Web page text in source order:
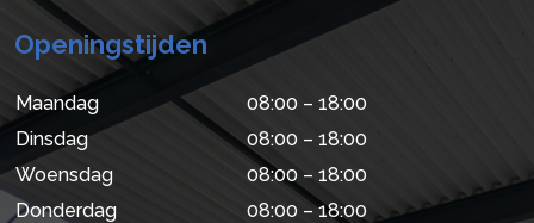
Openingstijden
Maandag
08:00 – 18:00
Dinsdag
08:00 – 18:00
Woensdag
08:00 – 18:00
Donderdag
08:00 – 18:00